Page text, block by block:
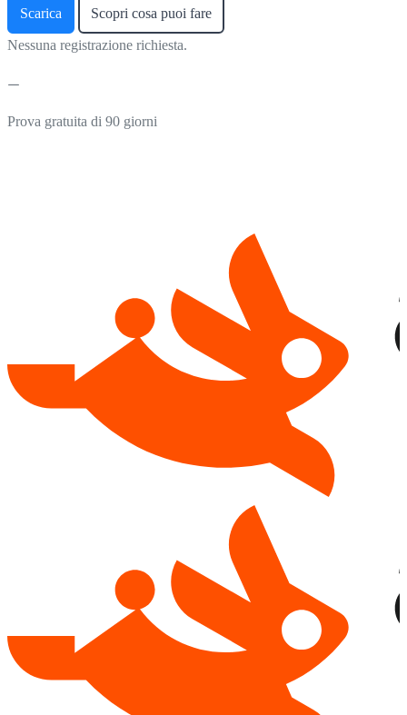
Scarica Scopri cosa puoi fare
Nessuna registrazione richiesta.
Prova gratuita di 90 giorni